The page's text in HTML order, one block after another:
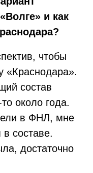
и как
чтобы
«Краснодара».
состав
около года.
в ФНЛ, мне
составе.
достаточно